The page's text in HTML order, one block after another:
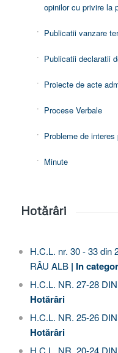
opinilor cu privire la
Publicatii vanzare
Publicatii declaratii
Proiecte de acte
Procese Verbale
Probleme de interes
Minute
Hotărâri
H.C.L. nr. 30 - 33 din
RÂU ALB | In
H.C.L. NR. 27-28
Hotărâri
H.C.L. NR. 25-26
Hotărâri
H.C.L. NR. 20-24